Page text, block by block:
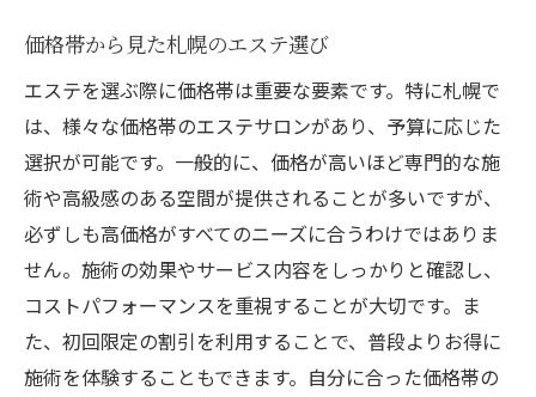
価格帯から見た札幌のエステ選び
エステを選ぶ際に価格帯は重要な要素です。特に札幌で
は、様々な価格帯のエステサロンがあり、予算に応じた
選択が可能です。一般的に、価格が高いほど専門的な施
術や高級感のある空間が提供されることが多いですが、
必ずしも高価格がすべてのニーズに合うわけではありま
せん。施術の効果やサービス内容をしっかりと確認し、
コストパフォーマンスを重視することが大切です。ま
た、初回限定の割引を利用することで、普段よりお得に
施術を体験することもできます。自分に合った価格帯の